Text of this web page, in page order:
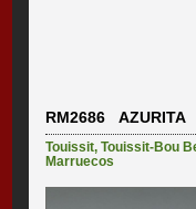
RM2686 AZURITA
Touissit,Touissit-Bou
Marruecos